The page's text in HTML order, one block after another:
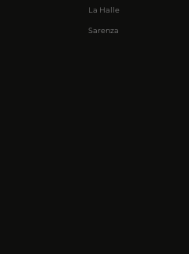
La Halle
Sarenza